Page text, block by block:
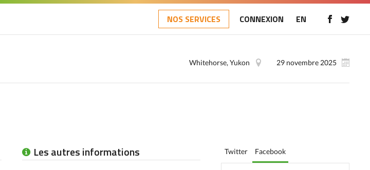
NOS SERVICES CONNEXION EN
29 novembre 2025
Whitehorse, Yukon
Les autres informations Twitter Facebook